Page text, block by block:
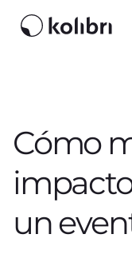
Cómo
un